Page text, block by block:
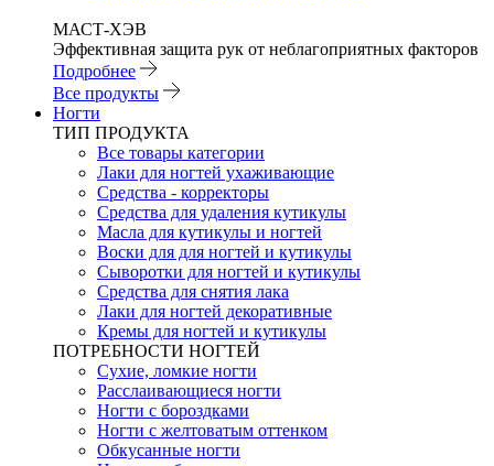
МАСТ-ХЭВ
Эффективная защита рук от неблагоприятных факторов
Подробнее
Все продукты
Ногти
ТИП ПРОДУКТА
Все товары категории
Лаки для ногтей ухаживающие
Средства - корректоры
Средства для удаления кутикулы
Масла для кутикулы и ногтей
Воски для для ногтей и кутикулы
Сыворотки для ногтей и кутикулы
Средства для снятия лака
Лаки для ногтей декоративные
Кремы для ногтей и кутикулы
ПОТРЕБНОСТИ НОГТЕЙ
Сухие, ломкие ногти
Расслаивающиеся ногти
Ногти с бороздками
Ногти с желтоватым оттенком
Обкусанные ногти